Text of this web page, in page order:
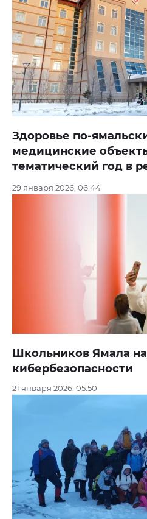
Здоровье по-
медицинские
тематический год в
29 января 2026, 06:44
Школьников Ямала
кибербезопасности
21 января 2026, 05:50